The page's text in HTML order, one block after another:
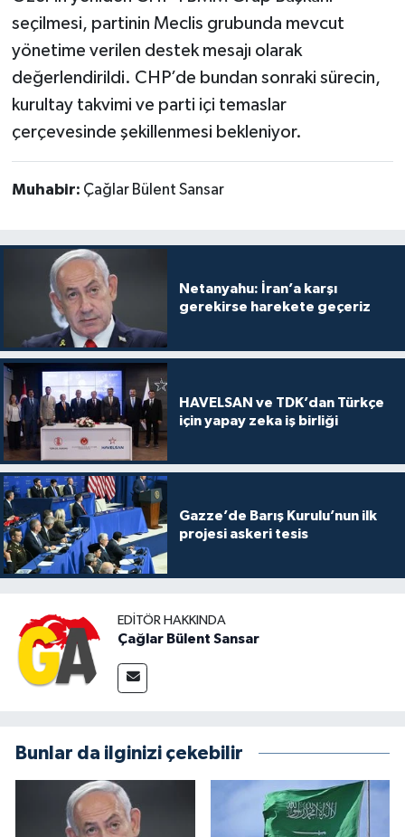
seçilmesi, partinin Meclis grubunda mevcut
yönetime verilen destek mesajı olarak
değerlendirildi. CHP’de bundan sonraki sürecin,
kurultay takvimi ve parti içi temaslar
çerçevesinde şekillenmesi bekleniyor.
Muhabir: Çağlar Bülent Sansar
Netanyahu: İran’a karşı
gerekirse harekete geçeriz
HAVELSAN ve TDK’dan Türkçe
için yapay zeka iş birliği
Gazze’de Barış Kurulu’nun ilk
projesi askeri tesis
EDITÖR HAKKINDA
Çağlar Bülent Sansar
Bunlar da ilginizi çekebilir